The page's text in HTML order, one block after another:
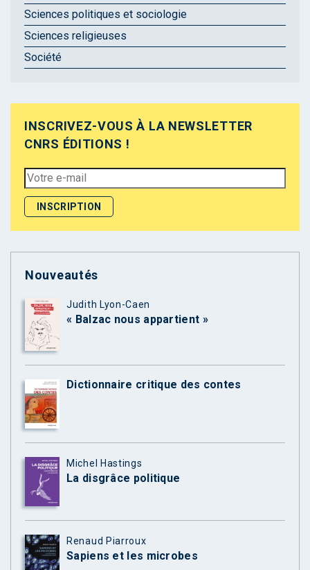
Sciences politiques et sociologie
Sciences religieuses
Société
INSCRIVEZ-VOUS À LA NEWSLETTER
CNRS ÉDITIONS !
Nouveautés
Judith Lyon-Caen
« Balzac nous appartient »
Dictionnaire critique des contes
Michel Hastings
La disgrâce politique
Renaud Piarroux
Sapiens et les microbes